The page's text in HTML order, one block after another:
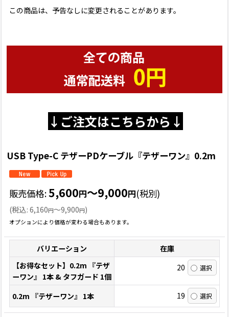
この商品は、予告なしに変更されることがあります。
↓ご注文はこちらから↓
USB Type-C テザーPDケーブル『テザーワン』0.2m
販売価格:5,600円～9,000円(税別)
(税込: 6,160円～9,900円)
オプションにより価格が変わる場合もあります。
バリエーション
在庫
【お得なセット】0.2m 『テザ
ーワン』 1本 & タフガード 1個
20
0.2m 『テザーワン』 1本 19